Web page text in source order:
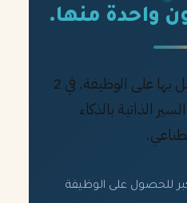
واحدة منها.
أنشئ سيرة ذاتية تحصل بها على الوظيفة. في 2
الذاتية بالذكاء
للحصول على الوظيفة